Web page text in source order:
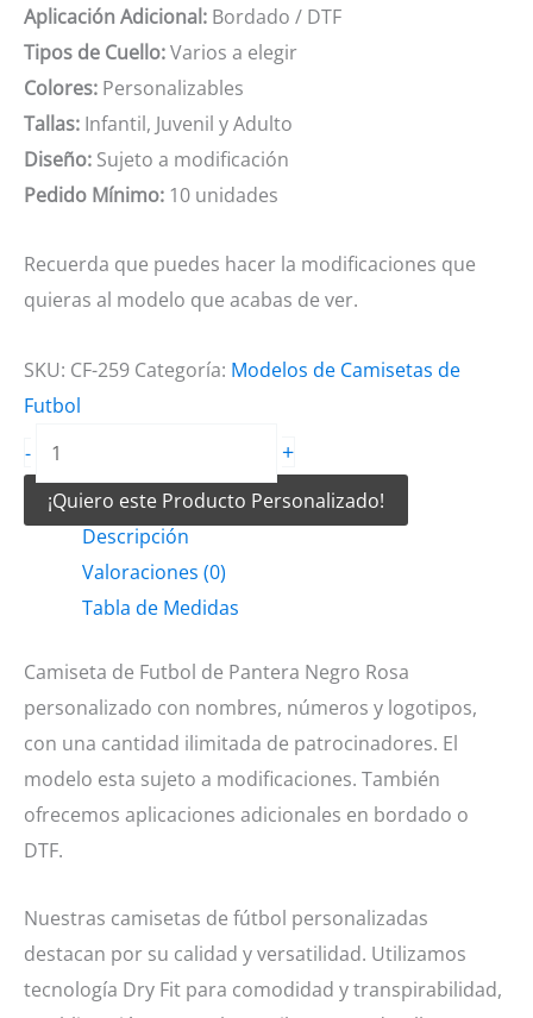
Aplicación Adicional: Bordado / DTF
Tipos de Cuello:Varios a elegir
Colores: Personalizables
Tallas: Infantil, Juvenil y Adulto
Diseño: Sujeto a modificación
Pedido Mínimo: 10 unidades
Recuerda que puedes hacer la modificaciones que
quieras al modelo que acabas de ver.
SKU: CF-259 Categoría: Modelos de Camisetas de
Futbol
-
Camiseta
de
Futbol
Pantera
Negro
+
¡Quiero este Producto Personalizado!
Descripción
Valoraciones (0)
Tabla de Medidas
Camiseta de Futbol de Pantera Negro Rosa
personalizado con nombres, números y logotipos,
con una cantidad ilimitada de patrocinadores. El
modelo esta sujeto a modificaciones. También
ofrecemos aplicaciones adicionales en bordado o
DTF.
Nuestras camisetas de fútbol personalizadas
destacan por su calidad y versatilidad. Utilizamos
tecnología Dry Fit para comodidad y transpirabilidad,